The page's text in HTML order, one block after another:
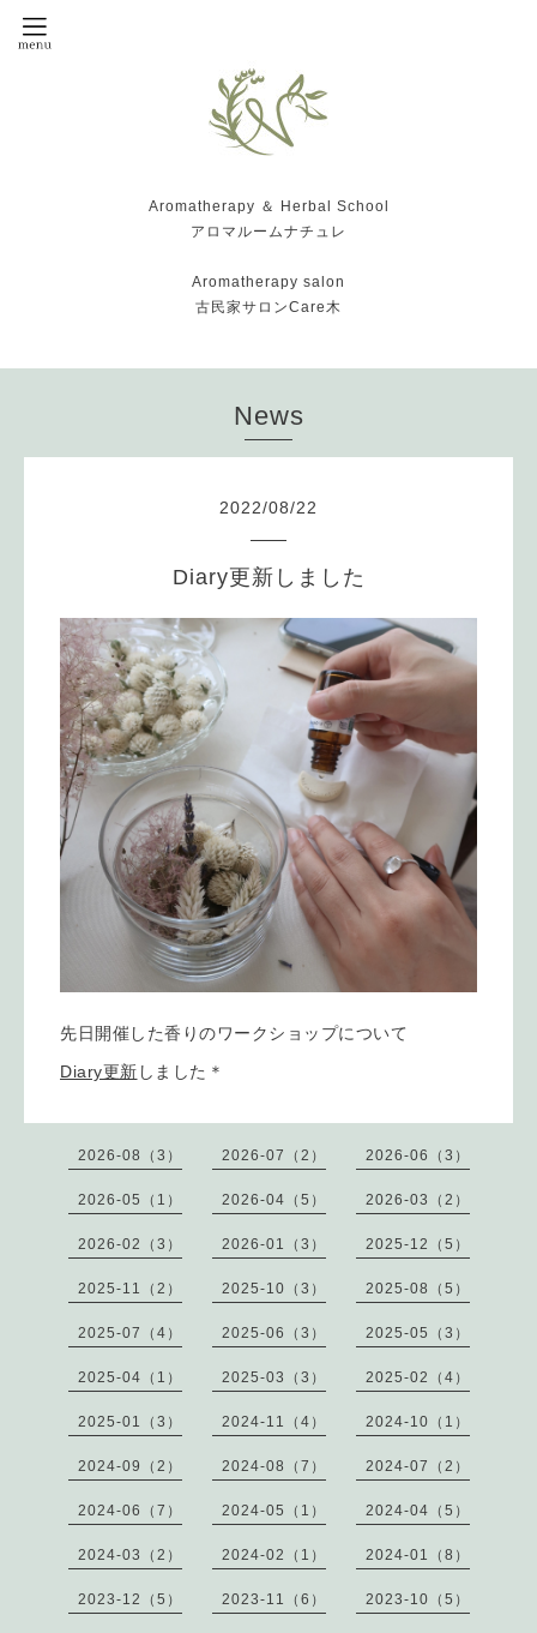
Aromatherapy ＆ Herbal School
アロマルームナチュレ
Aromatherapy salon
古民家サロンCare木
News
2022/08/22
Diary更新しました
先日開催した香りのワークショップについて
Diary更新 しました＊
2026-08（3） 2026-07（2） 2026-06（3）
2026-05（1） 2026-04（5） 2026-03（2）
2026-02（3） 2026-01（3） 2025-12（5）
2025-11（2） 2025-10（3） 2025-08（5）
2025-07（4） 2025-06（3） 2025-05（3）
2025-04（1） 2025-03（3） 2025-02（4）
2025-01（3） 2024-11（4） 2024-10（1）
2024-09（2） 2024-08（7） 2024-07（2）
2024-06（7） 2024-05（1） 2024-04（5）
2024-03（2） 2024-02（1） 2024-01（8）
2023-12（5） 2023-11（6） 2023-10（5）